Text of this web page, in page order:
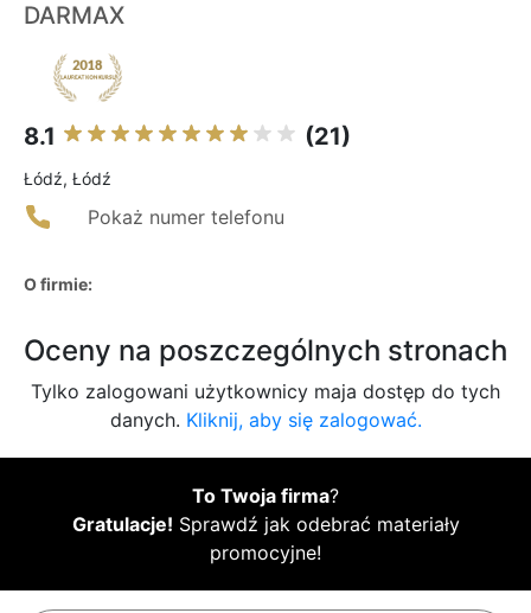
DARMAX
8.1 (21)
Łódź, Łódź
Pokaż numer telefonu
O firmie:
Oceny na poszczególnych stronach
Tylko zalogowani użytkownicy maja dostęp do tych
danych. Kliknij, aby się zalogować.
To Twoja firma?
Gratulacje! Sprawdź jak odebrać materiały
promocyjne!